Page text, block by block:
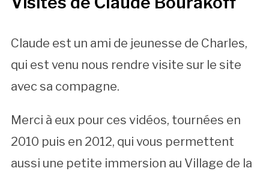
Claude est un ami de jeunesse de Charles,
qui est venu nous rendre visite sur le site
avec sa compagne.
Merci à eux pour ces vidéos, tournées en
2010 puis en 2012, qui vous permettent
aussi une petite immersion au Village de la